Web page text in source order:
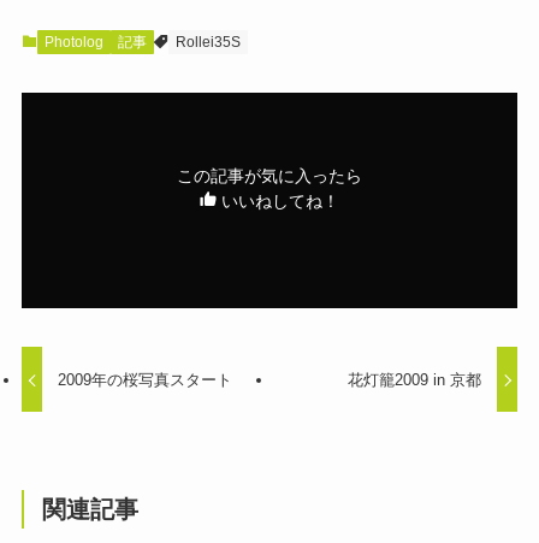
Photolog 記事 Rollei35S
この記事が気に入ったら
いいねしてね！
2009年の桜写真スタート 花灯籠2009 in 京都
関連記事